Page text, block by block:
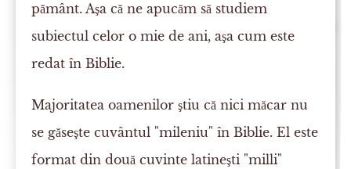
pământ. Aşa că ne apucăm să studiem
subiectul celor o mie de ani, aşa cum este
redat în Biblie.
Majoritatea oamenilor ştiu că nici măcar nu
se găseşte cuvântul "mileniu" în Biblie. El este
format din două cuvinte latineşti "milli"